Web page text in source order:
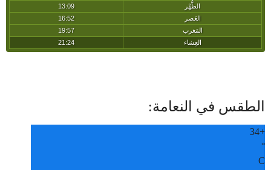
الطقس في النعامة:
+
34
°
C